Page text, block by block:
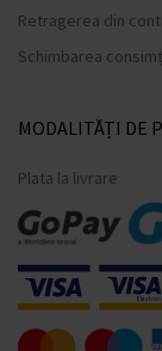
Retragerea din
Schimbarea
MODALITĂȚI DE
Plata la livrare